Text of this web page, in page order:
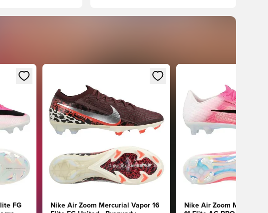
sesión o registrarse como miembro
FG
Abre un modal para iniciar sesión o registrarse como miembro
Nike Air Zoom Mercurial Vapor 16
Nike Air Zoom Mercurial